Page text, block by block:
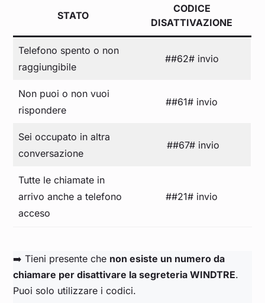
STATO
CODICE
DISATTIVAZIONE
Telefono spento o non
raggiungibile
##62# invio
Non puoi o non vuoi
rispondere
##61# invio
Sei occupato in altra
conversazione
##67# invio
Tutte le chiamate in
arrivo anche a telefono
acceso
##21# invio
➡️ Tieni presente che non esiste un numero da
chiamare per disattivare la segreteria WINDTRE.
Puoi solo utilizzare i codici.